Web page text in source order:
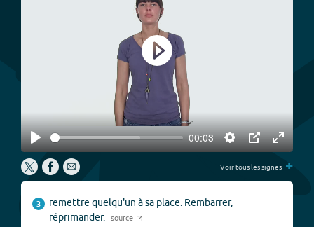
Play
00:03
Settings
PIP
Enter
Play
Voir tous les signes +
3
remettre quelqu'un à sa place. Rembarrer,
réprimander.
source